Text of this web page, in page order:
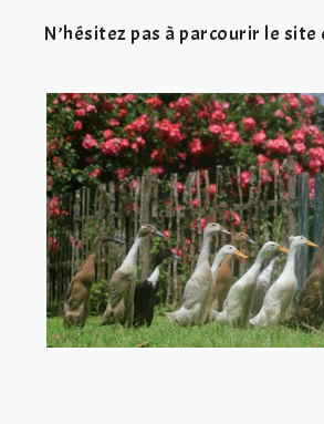
N’hésitez pas à parcourir le site